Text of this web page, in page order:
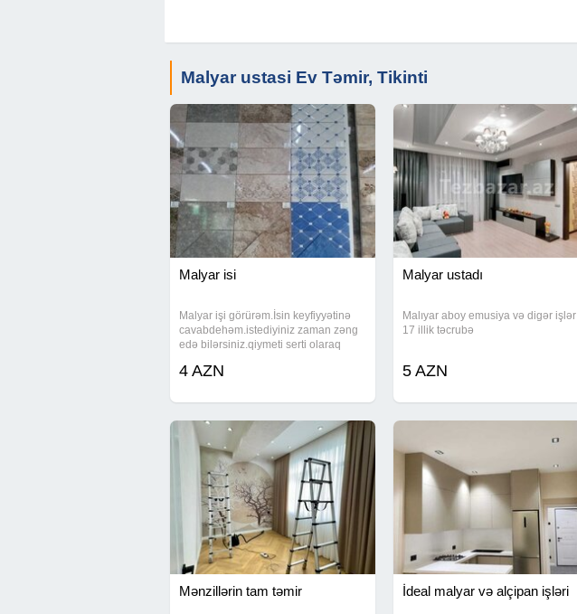
Malyar ustasi Ev Təmir, Tikinti
Malyar isi
Malyar işi görürəm.İsin keyfiyyətinə
cavabdehəm.istediyiniz zaman zəng
edə bilərsiniz.qiymeti serti olaraq
4 AZN
Malyar ustadı
Malıyar aboy emusiya və digər işlər
17 illik təcrubə
5 AZN
Mənzillərin tam təmir İdeal malyar və alçipan işləri